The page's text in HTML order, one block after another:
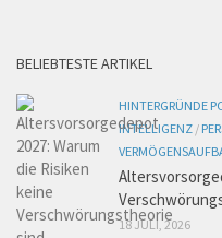
BELIEBTESTE ARTIKEL
HINTERGRÜNDE
INTELLIGENZ /
18 JULI, 2026